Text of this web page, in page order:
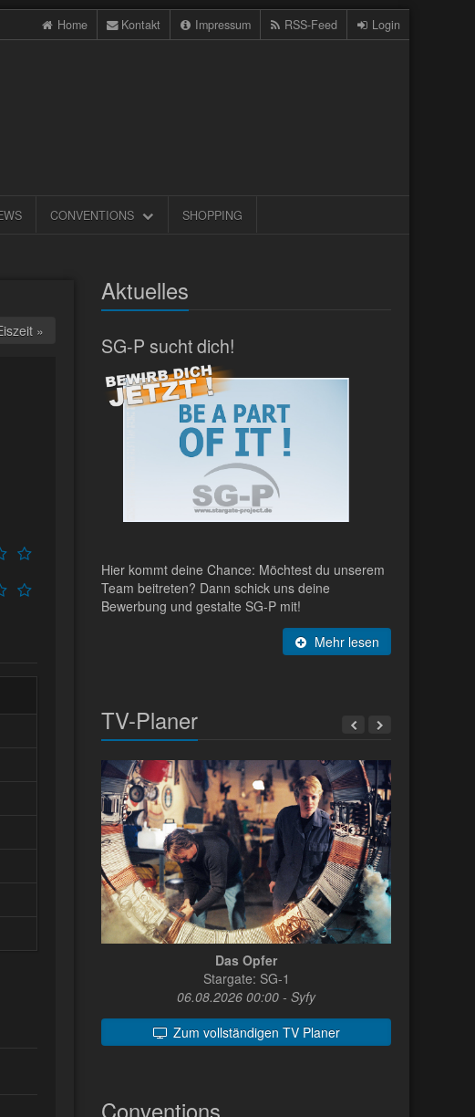
Home Kontakt Impressum RSS-Feed Login
CONVENTIONS SHOPPING
»
Aktuelles
SG-P sucht dich!
Hier kommt deine Chance: Möchtest du unserem
Team beitreten? Dann schick uns deine
Bewerbung und gestalte SG-P mit!
Mehr lesen
TV-Planer
Das Opfer
Stargate: SG-1
06.08.2026 00:00 - Syfy
Zum vollständigen TV Planer
Conventions